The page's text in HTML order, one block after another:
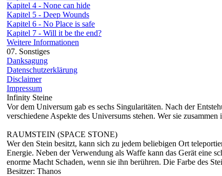
Kapitel 4 - None can hide
Kapitel 5 - Deep Wounds
Kapitel 6 - No Place is safe
Kapitel 7 - Will it be the end?
Weitere Informationen
07. Sonstiges
Danksagung
Datenschutzerklärung
Disclaimer
Impressum
Infinity Steine
Vor dem Universum gab es sechs Singularitäten. Nach der
verschiedene Aspekte des Universums stehen. Wer sie
RAUMSTEIN (SPACE STONE)
Wer den Stein besitzt, kann sich zu jedem beliebigen Ort
Energie. Neben der Verwendung als Waffe kann das Gerät eine
enorme Macht Schaden, wenn sie ihn berühren. Die Farbe des
Besitzer: Thanos